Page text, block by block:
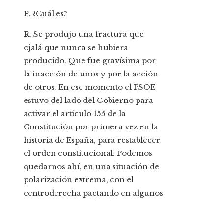
P. ¿Cuál es?
R. Se produjo una fractura que
ojalá que nunca se hubiera
producido. Que fue gravísima por
la inacción de unos y por la acción
de otros. En ese momento el PSOE
estuvo del lado del Gobierno para
activar el artículo 155 de la
Constitución por primera vez en la
historia de España, para restablecer
el orden constitucional. Podemos
quedarnos ahí, en una situación de
polarización extrema, con el
centroderecha pactando en algunos